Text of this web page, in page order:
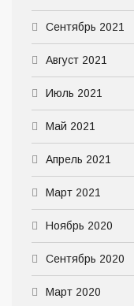
Сентябрь 2021
Август 2021
Июль 2021
Май 2021
Апрель 2021
Март 2021
Ноябрь 2020
Сентябрь 2020
Март 2020